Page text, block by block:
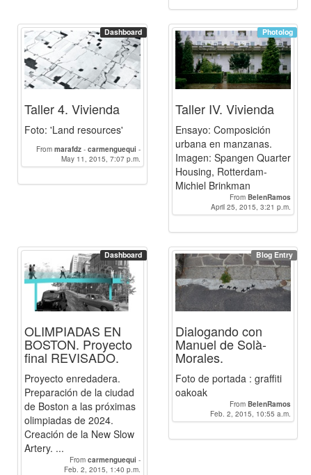
Dashboard
Taller 4. Vivienda
Foto: 'Land resources'
From marafdz- carmenguequi -
BelenRamos- susanaherrero-
elenamg
May 11, 2015, 7:07 p.m.
Photolog
Taller IV. Vivienda
Ensayo: Composición
urbana en manzanas.
Imagen: Spangen Quarter
Housing, Rotterdam-
Michiel Brinkman
From BelenRamos
April 25, 2015, 3:21 p.m.
Dashboard
OLIMPIADAS EN
BOSTON. Proyecto
final REVISADO.
Proyecto enredadera.
Preparación de la ciudad
de Boston a las próximas
olimpiadas de 2024.
Creación de la New Slow
Artery. ...
From carmenguequi -
BelenRamos
Feb. 2, 2015, 1:40 p.m.
Blog Entry
Dialogando con
Manuel de Solà-
Morales.
Foto de portada : graffiti
oakoak
From BelenRamos
Feb. 2, 2015, 10:55 a.m.